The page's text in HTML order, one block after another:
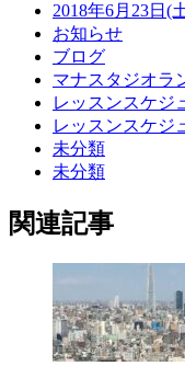
2018年6月23日(
お知らせ
ブログ
マナスタジオラ
レッスンスケジ
レッスンスケジ
未分類
未分類
関連記事